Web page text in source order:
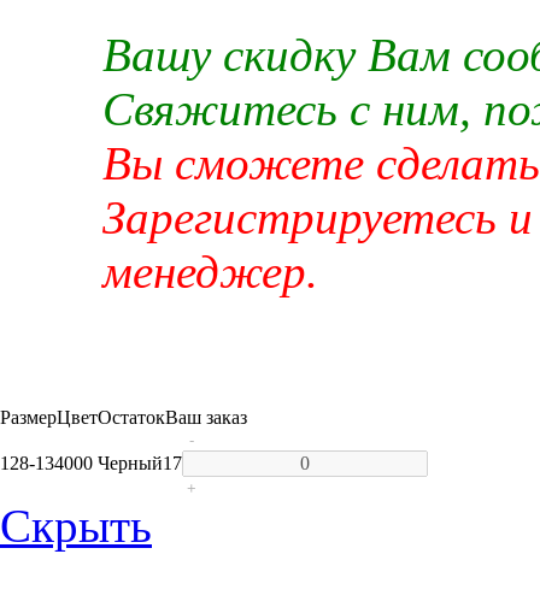
Вашу скидку Вам
Свяжитесь с ним,
Вы сможете сделать
Зарегистрируетесь
менеджер.
РазмерЦветОстатокВаш заказ
128-134000 Черный17
-
+
Скрыть